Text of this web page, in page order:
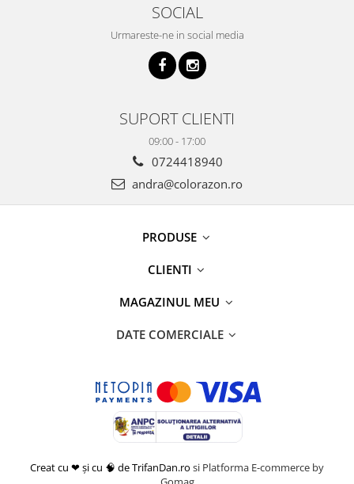
SOCIAL
Urmareste-ne in social media
SUPORT CLIENTI
09:00 - 17:00
0724418940
andra@colorazon.ro
PRODUSE
CLIENTI
MAGAZINUL MEU
DATE COMERCIALE
Creat cu ❤ și cu 🧠 de TrifanDan.ro si Platforma E-commerce by